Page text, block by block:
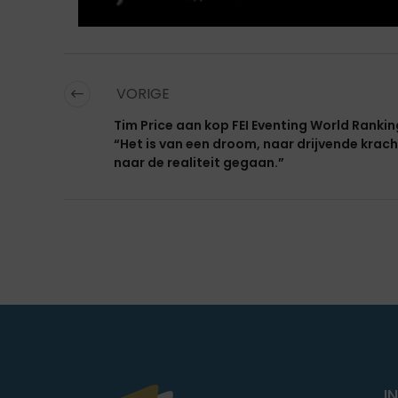
VORIGE
Tim Price aan kop FEI Eventing World
“Het is van een droom, naar drijvende
naar de realiteit gegaan.”